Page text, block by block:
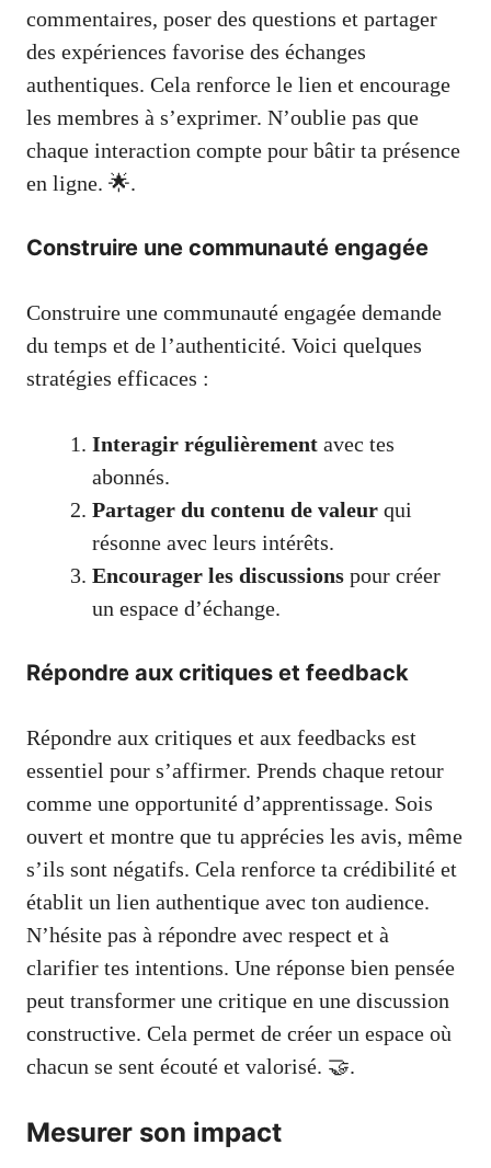
commentaires, poser des questions et partager
des expériences favorise des échanges
authentiques. Cela renforce le lien et encourage
les membres à s’exprimer. N’oublie pas que
chaque interaction compte pour bâtir ta présence
en ligne. 🌟.
Construire une communauté engagée
Construire une communauté engagée demande
du temps et de l’authenticité. Voici quelques
stratégies efficaces :
Interagir régulièrement avec tes
abonnés.
Partager du contenu de valeur qui
résonne avec leurs intérêts.
Encourager les discussions pour créer
un espace d’échange.
Répondre aux critiques et feedback
Répondre aux critiques et aux feedbacks est
essentiel pour s’affirmer. Prends chaque retour
comme une opportunité d’apprentissage. Sois
ouvert et montre que tu apprécies les avis, même
s’ils sont négatifs. Cela renforce ta crédibilité et
établit un lien authentique avec ton audience.
N’hésite pas à répondre avec respect et à
clarifier tes intentions. Une réponse bien pensée
peut transformer une critique en une discussion
constructive. Cela permet de créer un espace où
chacun se sent écouté et valorisé. 🤝.
Mesurer son impact